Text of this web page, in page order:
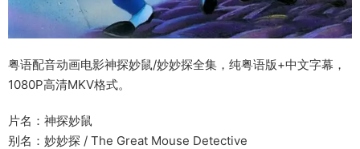
粤语配音动画电影神探妙鼠/妙妙探全集，纯粤语版+中文字幕，
1080P高清MKV格式。
片名：神探妙鼠
别名：妙妙探 / The Great Mouse Detective